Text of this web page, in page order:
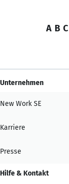
A B C
Unternehmen
New Work SE
Karriere
Presse
Hilfe & Kontakt